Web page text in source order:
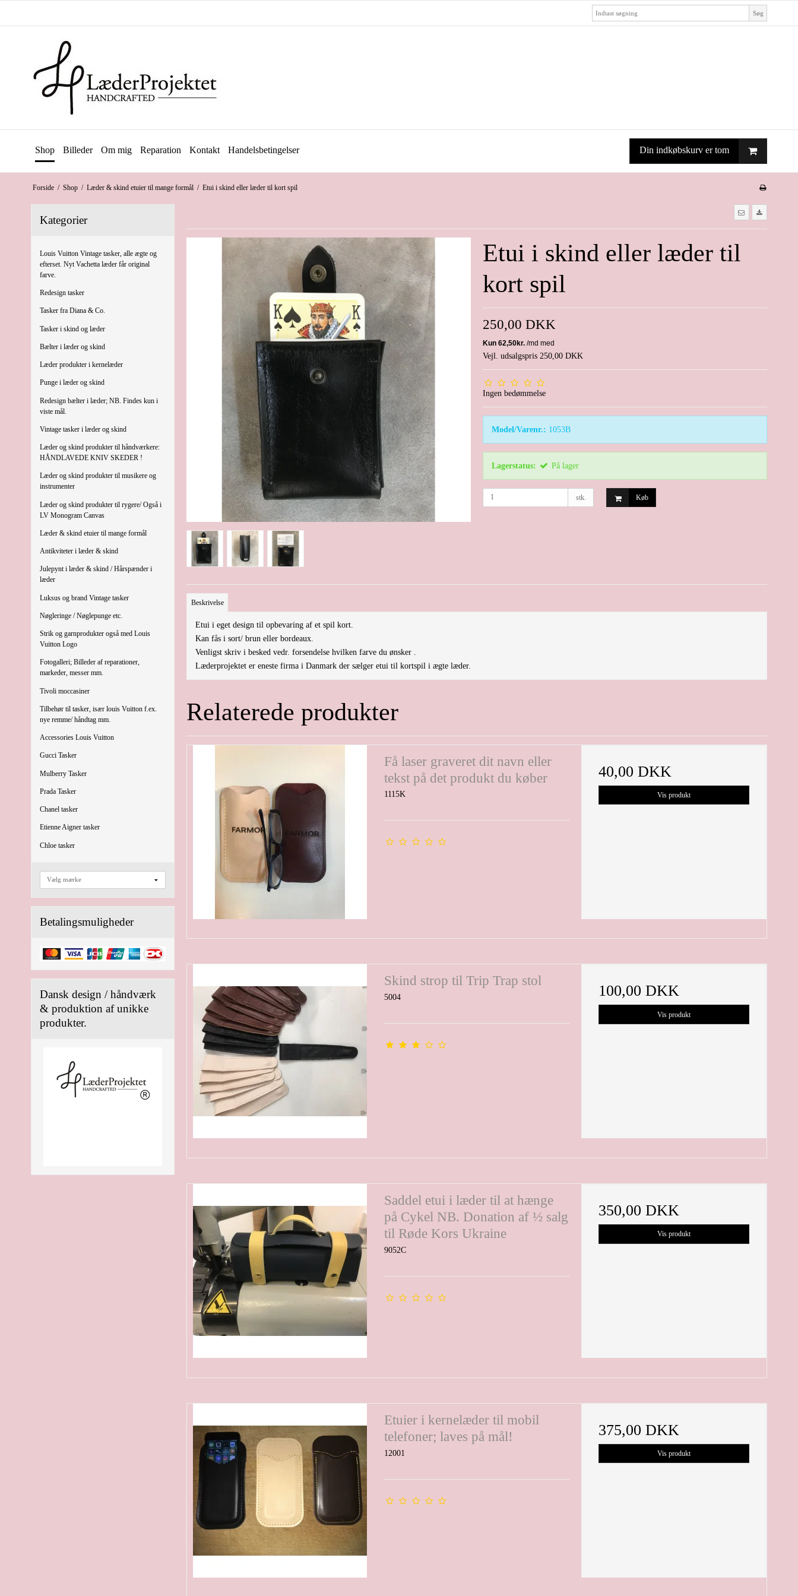
Søg
Shop Billeder Om mig Reparation Kontakt Handelsbetingelser Din indkøbskurv er tom
Forside / Shop / Læder & skind etuier til mange formål / Etui i skind eller læder til kort spil
Kategorier
Louis Vuitton Vintage tasker, alle ægte og
efterset. Nyt Vachetta læder får original
farve.
Redesign tasker
Tasker fra Diana & Co.
Tasker i skind og læder
Bælter i læder og skind
Læder produkter i kernelæder
Punge i læder og skind
Redesign bælter i læder; NB. Findes kun i
viste mål.
Vintage tasker i læder og skind
Læder og skind produkter til håndværkere:
HÅNDLAVEDE KNIV SKEDER !
Læder og skind produkter til musikere og
instrumenter
Læder og skind produkter til rygere/ Også i
LV Monogram Canvas
Læder & skind etuier til mange formål
Antikviteter i læder & skind
Julepynt i læder & skind / Hårspænder i
læder
Luksus og brand Vintage tasker
Nøgleringe / Nøglepunge etc.
Strik og garnprodukter også med Louis
Vuitton Logo
Fotogalleri; Billeder af reparationer,
markeder, messer mm.
Tivoli moccasiner
Tilbehør til tasker, især louis Vuitton f.ex.
nye remme/ håndtag mm.
Accessories Louis Vuitton
Gucci Tasker
Mulberry Tasker
Prada Tasker
Chanel tasker
Etienne Aigner tasker
Chloe tasker
Betalingsmuligheder
Dansk design / håndværk
& produktion af unikke
produkter.
Etui i skind eller læder til
kort spil
250,00 DKK
Vejl. udsalgspris 250,00 DKK
Ingen bedømmelse
Model/Varenr.: 1053B
Lagerstatus: På lager
stk. Køb
Beskrivelse
Etui i eget design til opbevaring af et spil kort.
Kan fås i sort/ brun eller bordeaux.
Venligst skriv i besked vedr. forsendelse hvilken farve du ønsker .
Læderprojektet er eneste firma i Danmark der sælger etui til kortspil i ægte læder.
Relaterede produkter
Få laser graveret dit navn eller
tekst på det produkt du køber
1115K
40,00 DKK
Vis produkt
Skind strop til Trip Trap stol
5004 100,00 DKK
Vis produkt
Saddel etui i læder til at hænge
på Cykel NB. Donation af ½ salg
til Røde Kors Ukraine
9052C
350,00 DKK
Vis produkt
Etuier i kernelæder til mobil
telefoner; laves på mål!
12001
375,00 DKK
Vis produkt